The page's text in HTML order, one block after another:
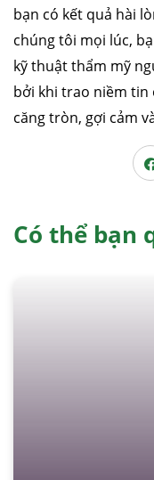
bạn có kết quả hài
chúng tôi mọi lúc,
kỹ thuật thẩm mỹ
bởi khi trao niềm tin
căng tròn, gợi cảm
Có thể bạn